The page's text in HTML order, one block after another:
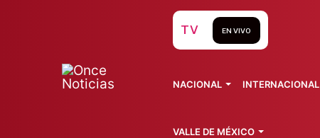
TV EN VIVO
NACIONAL INTERNACIONAL
VALLE DE MÉXICO